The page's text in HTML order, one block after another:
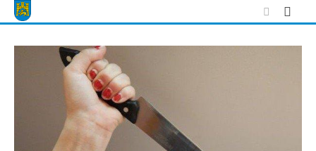
Skip
to